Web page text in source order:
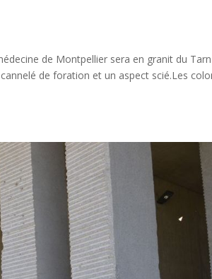
de Montpellier sera en granit du Tarn
de foration et un aspect scié.Les